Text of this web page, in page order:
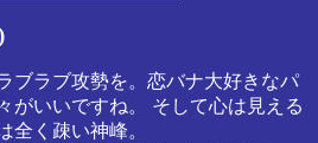
ブラブ攻勢を。恋バナ大好きなパ
がいいですね。 そして心は見える
全く疎い神峰。